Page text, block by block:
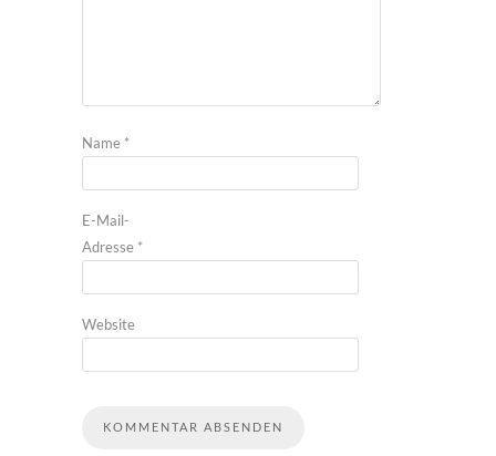
Name *
E-Mail-
Adresse *
Website